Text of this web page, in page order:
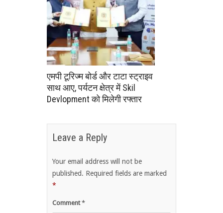
एमपी टूरिज्म बोर्ड और टाटा स्ट्राइव
साथ आए, पर्यटन क्षेत्र में Skil
Devlopment को मिलेगी रफ्तार
Leave a Reply
Your email address will not be
published. Required fields are marked
*
Comment*